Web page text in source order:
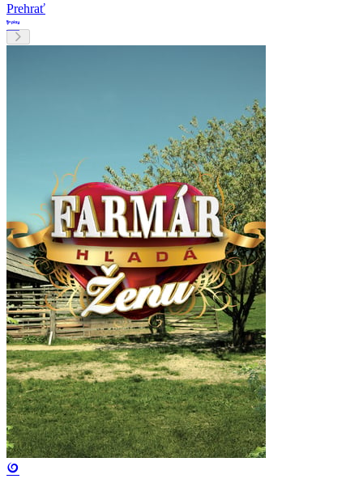
Prehrať